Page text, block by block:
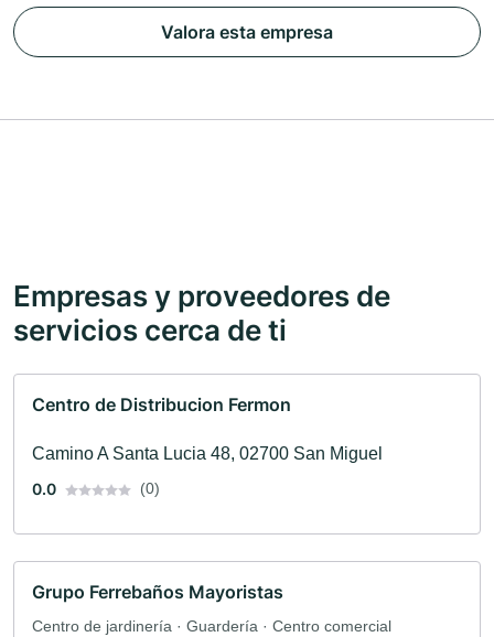
Valora esta empresa
Empresas y proveedores de
servicios cerca de ti
Centro de Distribucion Fermon
Camino A Santa Lucia 48, 02700 San Miguel
0.0
(0)
Grupo Ferrebaños Mayoristas
Centro de jardinería · Guardería · Centro comercial